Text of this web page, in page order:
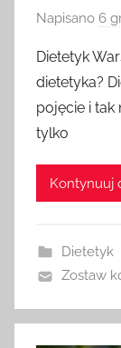
Napisano 6
Dietetyk
dietetyka?
pojęcie i tak
tylko
Kontynuuj
Dietetyk
Zostaw